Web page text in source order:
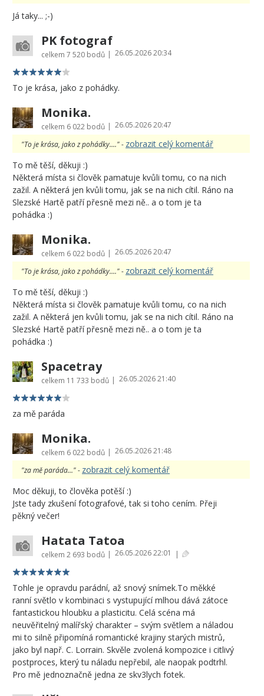
Já taky... ;-)
PK fotograf
celkem 7 520 bodů | 26.05.2026 20:34
To je krása, jako z pohádky.
Monika.
celkem 6 022 bodů | 26.05.2026 20:47
"To je krása, jako z pohádky...." - zobrazit celý komentář
To mě těší, děkuji :)
Některá místa si člověk pamatuje kvůli tomu, co na nich
zažil. A některá jen kvůli tomu, jak se na nich cítil. Ráno na
Slezské Hartě patří přesně mezi ně.. a o tom je ta
pohádka :)
Monika.
celkem 6 022 bodů | 26.05.2026 20:47
"To je krása, jako z pohádky...." - zobrazit celý komentář
To mě těší, děkuji :)
Některá místa si člověk pamatuje kvůli tomu, co na nich
zažil. A některá jen kvůli tomu, jak se na nich cítil. Ráno na
Slezské Hartě patří přesně mezi ně.. a o tom je ta
pohádka :)
Spacetray
celkem 11 733 bodů | 26.05.2026 21:40
za mě paráda
Monika.
celkem 6 022 bodů | 26.05.2026 21:48
"za mě paráda..." - zobrazit celý komentář
Moc děkuji, to člověka potěší :)
Jste tady zkušení fotografové, tak si toho cením. Přeji
pěkný večer!
Hatata Tatoa
celkem 2 693 bodů | 26.05.2026 22:01 |
Tohle je opravdu parádní, až snový snímek.To měkké
ranní světlo v kombinaci s vystupující mlhou dává zátoce
fantastickou hloubku a plasticitu. Celá scéna má
neuvěřitelný malířský charakter – svým světlem a náladou
mi to silně připomíná romantické krajiny starých mistrů,
jako byl např. C. Lorrain. Skvěle zvolená kompozice i citlivý
postproces, který tu náladu nepřebil, ale naopak podtrhl.
Pro mě jednoznačně jedna ze skv3lych fotek.